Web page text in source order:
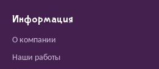
Информация
О компании
Наши работы